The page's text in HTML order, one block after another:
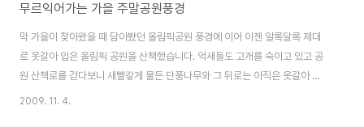
무르익어가는 가을 주말공원풍경
막 가을이 찾아왔을 때 담아봤던 올림픽공원 풍경에 이어 이젠 알록달록 제대
로 옷갈아 입은 올림픽 공원을 산책했습니다. 억새들도 고개를 숙이고 있고 공
원 산책로를 걷다보니 새빨갛게 물든 단풍나무와 그 뒤로는 아직은 옷갈아 입
지 못한 잎들이 오히려 더 새빨간 단풍나무를 돋보이게 하는 것 같아요. 한 쌍의
2009. 11. 4.